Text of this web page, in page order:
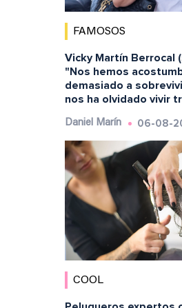
FAMOSOS
Vicky Martín Berrocal
"Nos hemos
demasiado a
nos ha olvidado vivir
Daniel Marín 06-08-
COOL